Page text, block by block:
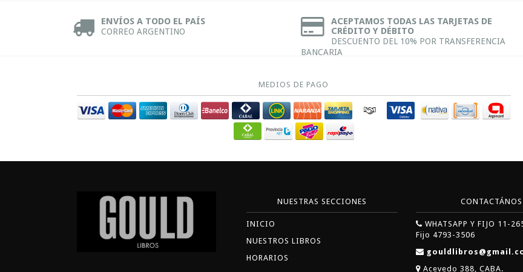
ENVÍOS A TODO EL PAÍS
CORREO ARGENTINO
ACEPTAMOS TODAS LAS TARJETAS DE
CRÉDITO Y DÉBITO
DESCUENTO DEL 10% POR TRANSFERENCIA
BANCARIA
MEDIOS DE PAGO
NUESTRAS SECCIONES
INICIO
NUESTROS LIBROS
HORARIOS
CONTACTÁNOS
WHATSAPP Y FIJO 11-
Fijo 4793-3506
Acevedo 388, CABA.